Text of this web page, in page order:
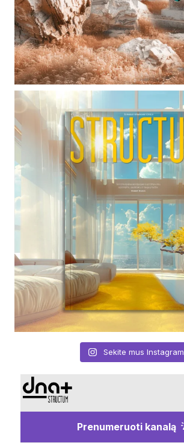
Sekite mus Instagram
Prenumeruoti kanalą